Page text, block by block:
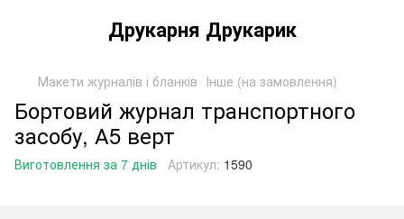
Друкарня Друкарик
Макети журналів і бланків Інше (на замовлення)
Бортовий журнал транспортного
засобу, А5 верт
Виготовлення за 7 днів Артикул: 1590